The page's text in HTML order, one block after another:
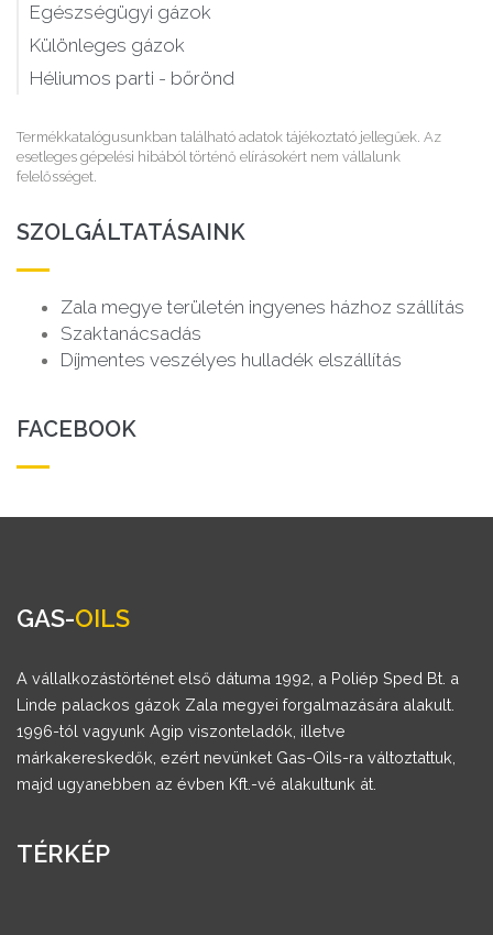
Egészségügyi gázok
Különleges gázok
Héliumos parti - bőrönd
Termékkatalógusunkban található adatok tájékoztató jellegűek. Az
esetleges gépelési hibából történő elírásokért nem vállalunk
felelősséget.
SZOLGÁLTATÁSAINK
Zala megye területén ingyenes házhoz szállítás
Szaktanácsadás
Díjmentes veszélyes hulladék elszállítás
FACEBOOK
GAS-OILS
A vállalkozástörténet első dátuma 1992, a Poliép Sped Bt. a
Linde palackos gázok Zala megyei forgalmazására alakult.
1996-tól vagyunk Agip viszonteladók, illetve
márkakereskedők, ezért nevünket Gas-Oils-ra változtattuk,
majd ugyanebben az évben Kft.-vé alakultunk át.
TÉRKÉP